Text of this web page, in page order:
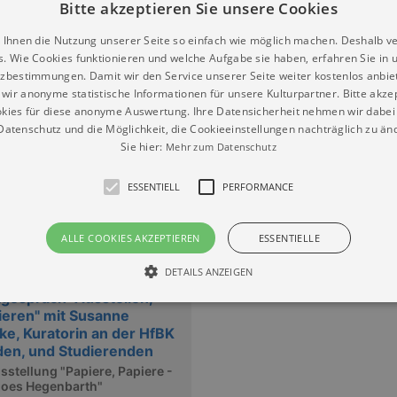
durch die Atelier- und
von Johanna und
"Ausstellen,
mit Susanne
Kuratorin an der HfBK
und Studierenden
"Papiere, Papiere -
Hegenbarth"
Bitte akzeptieren Sie unsere Cookies
die Nutzung unserer Seite so einfach wie möglich machen. Deshalb
Wie Cookies funktionieren und welche Aufgabe sie haben, erfahren Sie in
Damit wir den Service unserer Seite weiter kostenlos
anonyme statistische Informationen für unsere Kulturpartner. Bitte
für diese anonyme Auswertung. Ihre Datensicherheit nehmen wir
und die Möglichkeit, die Cookieeinstellungen nachträglich zu
Sie hier: Mehr zum Datenschutz
ESSENTIELL PERFORMANCE
ALLE COOKIES AKZEPTIEREN ESSENTIELLE
DETAILS ANZEIGEN
Essentiell
grundlegenden Funktionen unserer Webseite gebraucht. Zum Beispiel für das Login
nicht.